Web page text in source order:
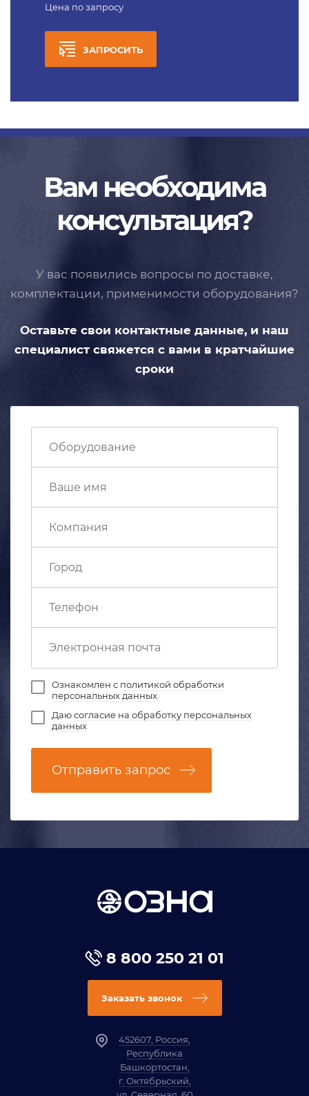
Цена по запросу
ЗАПРОСИТЬ
Вам необходима
консультация?
У вас появились вопросы по доставке,
комплектации, применимости оборудования?
Оставьте свои контактные данные, и наш
специалист свяжется с вами в кратчайшие
сроки
Ознакомлен с политикой обработки
персональных данных
Даюсогласие на обработку персональных
данных
Отправить запрос
8 800 250 21 01
Заказать звонок
452607, Россия,
Республика
Башкортостан,
г. Октябрьский,